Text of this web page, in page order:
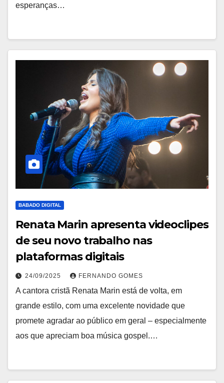
esperanças…
BABADO DIGITAL
Renata Marin apresenta videoclipes
de seu novo trabalho nas
plataformas digitais
24/09/2025 FERNANDO GOMES
A cantora cristã Renata Marin está de volta, em
grande estilo, com uma excelente novidade que
promete agradar ao público em geral – especialmente
aos que apreciam boa música gospel.…